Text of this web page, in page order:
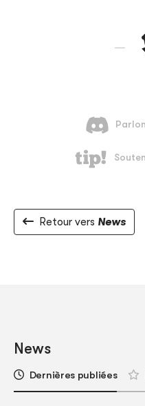
Retour vers News
News
Dernières publiées